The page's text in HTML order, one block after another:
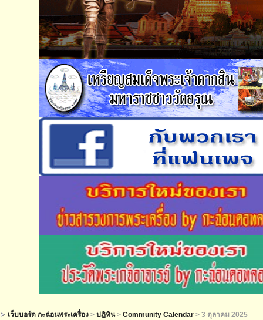
เว็บบอร์ด กะฉ่อนพระเครื่อง > ปฎิทิน> Community Calendar > 3 ตุลาคม 2025